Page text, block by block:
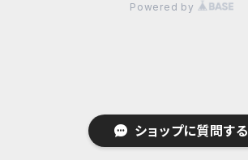
ショップに質問する
Powered by